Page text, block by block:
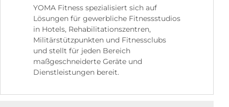
YOMA Fitness spezialisiert sich auf
Lösungen für gewerbliche Fitnessstudios
in Hotels, Rehabilitationszentren,
Militärstützpunkten und Fitnessclubs
und stellt für jeden Bereich
maßgeschneiderte Geräte und
Dienstleistungen bereit.